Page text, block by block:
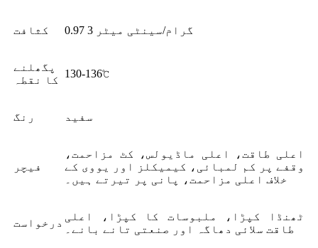
کثافت 0.97 گرام/سینٹی میٹر 3
پگھلنے
کا نقطہ
130-136℃
رنگ سفید
فیچر
اعلی طاقت، اعلی ماڈیولس، کٹ مزاحمت،
وقفے پر کم لمبائی، کیمیکلز اور یووی کے
خلاف اعلی مزاحمت، پانی پر تیرتے ہیں۔
درخواست
ٹھنڈا کپڑا، ملبوسات کا کپڑا، اعلی
طاقت سلائی دھاگہ اور صنعتی تانے بانے۔